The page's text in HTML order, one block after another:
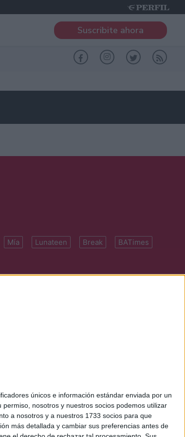
únicos e información estándar enviada por un
permiso, nosotros y nuestros socios podemos utilizar
a nosotros y a nuestros 1733 socios para que
más detallada y cambiar sus preferencias antes de
Suscribite ahora
Mía Lunateen Break BATimes